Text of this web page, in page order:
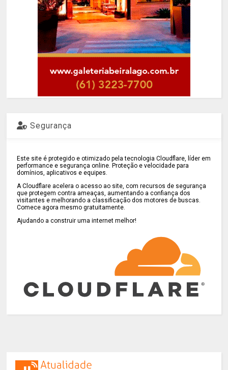
Segurança
Este site é protegido e otimizado pela tecnologia Cloudflare, líder em
performance e segurança online. Proteção e velocidade para
domínios, aplicativos e equipes.
A Cloudflare acelera o acesso ao site, com recursos de segurança
que protegem contra ameaças, aumentando a confiança dos
visitantes e melhorando a classificação dos motores de buscas.
Comece agora mesmo gratuitamente.
Ajudando a construir uma internet melhor!